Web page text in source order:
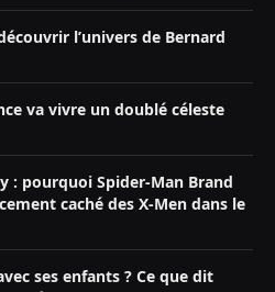
l’univers de Bernard
va vivre un doublé céleste
: pourquoi Spider-Man Brand
caché des X-Men dans le
ses enfants ? Ce que dit